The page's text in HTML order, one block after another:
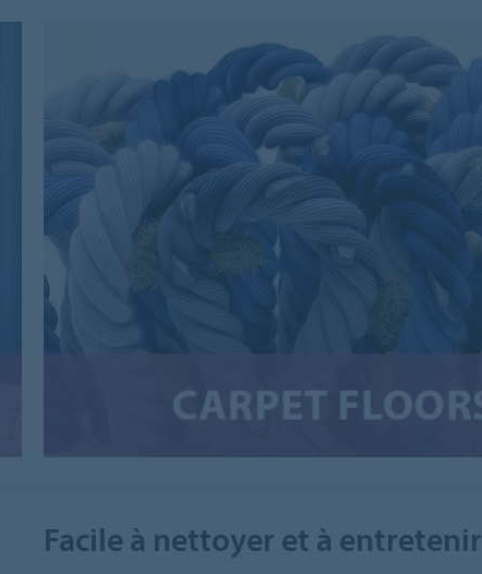
Facile à nettoyer et à entretenir